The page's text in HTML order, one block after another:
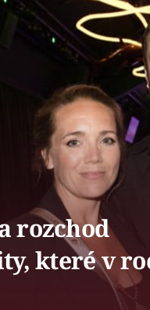
rozchod
které v